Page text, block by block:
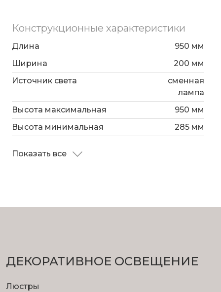
Конструкционные характеристики
Длина
950 мм
Ширина
200 мм
Источник света
сменная
лампа
Высота максимальная
950 мм
Высота минимальная
285 мм
Показать все
ДЕКОРАТИВНОЕ ОСВЕЩЕНИЕ
Люстры